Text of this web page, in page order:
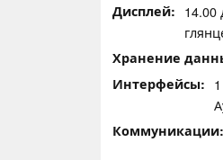
Дисплей
14.00
Хранение
Интерфейсы
Коммуникации